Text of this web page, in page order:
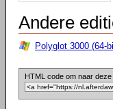
Andere
Polyglot 3000 (64-
HTML code om naar deze